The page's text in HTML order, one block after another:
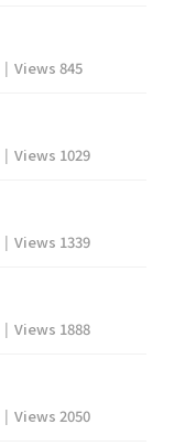
| Views 845
| Views 1029
| Views 1339
| Views 1888
| Views 2050